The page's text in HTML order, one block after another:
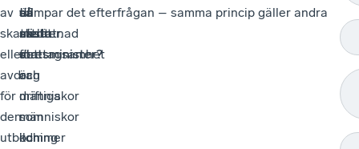
av
skattelättnad
eller
avdrag
för
den
utbildning
så
att
det
är
människor
som
kommer
till
nästa
statsminister?
är
med
företagsamhet
och
driftiga
människor
och
dämpar det efterfrågan – samma princip gäller andra
skatter.